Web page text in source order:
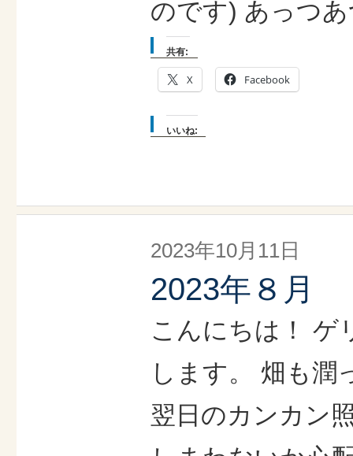
のです) あっつ
共有:
X Facebook
いいね:
2023年10月11日
2023年８月
こんにちは！ ゲ
します。 畑も潤
翌日のカンカン